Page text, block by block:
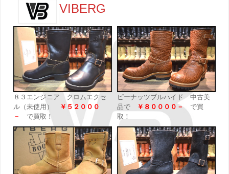
VIBERG
８３エンジニア クロムエクセ
ル（未使用）
￥５２０００
－
で買取！
ピーナッツブルハイド 中古美
品で
￥８００００－で買
取！